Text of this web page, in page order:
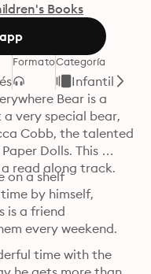
Books
FormatoCategoría
Infantil
Bear is a
very special bear,
Cobb, the talented
Dolls. This
read along track.
on a shelf
by himself,
is a friend
every weekend.
time with the